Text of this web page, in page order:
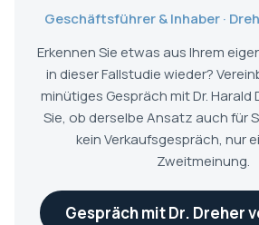
Geschäftsführer & Inhaber ·
Erkennen Sie etwas aus Ihrem
in dieser Fallstudie wieder?
minütiges Gespräch mit Dr. Harald
Sie, ob derselbe Ansatz auch für
kein Verkaufsgespräch, nur
Zweitmeinung.
Gespräch mit Dr. Dreher